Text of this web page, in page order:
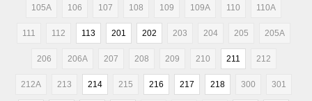
105A 106 107 108 109 109A 110 110A
111 112 113 201 202 203 204 205 205A
206 206A 207 208 209 210 211 212
212A 213 214 215 216 217 218 300 301